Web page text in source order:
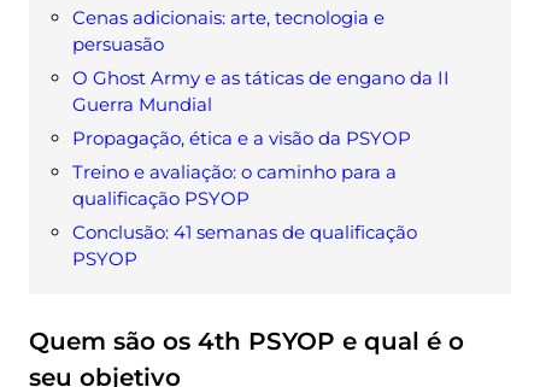
Cenas adicionais: arte, tecnologia e
persuasão
O Ghost Army e as táticas de engano da II
Guerra Mundial
Propagação, ética e a visão da PSYOP
Treino e avaliação: o caminho para a
qualificação PSYOP
Conclusão: 41 semanas de qualificação
PSYOP
Quem são os 4th PSYOP e qual é o
seu objetivo